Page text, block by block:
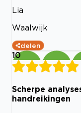
Lia
Waalwijk
delen
10
Scherpe
handreikingen